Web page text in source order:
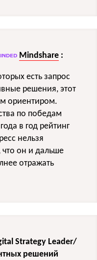
Mindshare :
есть запрос
решения, этот
ориентиром.
по победам
в год рейтинг
нельзя
он и дальше
отражать
Strategy Leader/
решений